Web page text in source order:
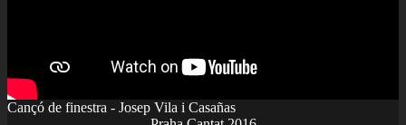
Cançó de finestra - Josep Vila i Casañas